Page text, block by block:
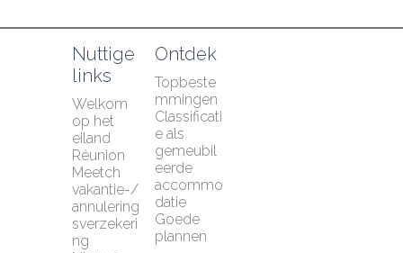
Nuttige
links
Welkom
op het
eiland
Réunion
Meetch
vakantie-/
annulering
sverzekeri
ng
Ontdek
Topbeste
mmingen
Classificati
e als
gemeubil
eerde
accommo
datie
Goede
plannen